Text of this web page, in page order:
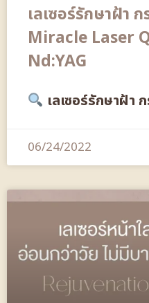
เลเซอร์รักษาฝ้า
Miracle Laser
Nd:YAG
เลเซอร์รักษาฝ้า ก
06/24/2022